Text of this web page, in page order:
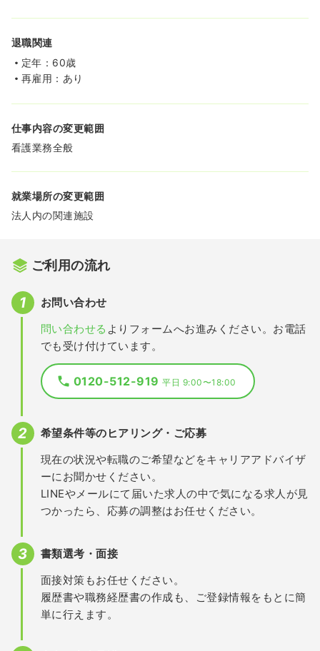
退職関連
定年：60歳
再雇用：あり
仕事内容の変更範囲
看護業務全般
就業場所の変更範囲
法人内の関連施設
ご利用の流れ
お問い合わせ
問い合わせる よりフォームへお進みください。お電話
でも受け付けています。
0120-512-919平日 9:00〜18:00
希望条件等のヒアリング・ご応募
現在の状況や転職のご希望などをキャリアアドバイザ
ーにお聞かせください。
LINEやメールにて届いた求人の中で気になる求人が見
つかったら、応募の調整はお任せください。
書類選考・面接
面接対策もお任せください。
履歴書や職務経歴書の作成も、ご登録情報をもとに簡
単に行えます。